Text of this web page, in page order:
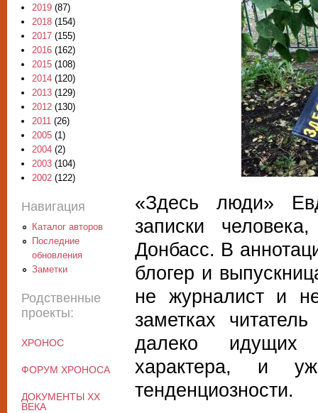
«Здесь люди»
записки
Донбасс. В
блогер и
не журналист и
заметках
далеко идущих
характера, и
тенденциозности.
2019 (87)
2018 (154)
2017 (155)
2016 (162)
2015 (108)
2014 (120)
2013 (129)
2012 (130)
2011 (26)
2005 (1)
2004 (2)
2003 (104)
2002 (122)
Навигация
Каталог авторов
Последние
обновления
Заметки
Родственные
проекты:
ХРОНОС
ФОРУМ ХРОНОСА
ДОКУМЕНТЫ XX
ВЕКА